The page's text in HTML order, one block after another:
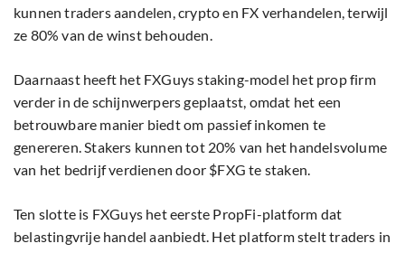
kunnen traders aandelen, crypto en FX verhandelen, terwijl
ze 80% van de winst behouden.
Daarnaast heeft het FXGuys staking-model het prop firm
verder in de schijnwerpers geplaatst, omdat het een
betrouwbare manier biedt om passief inkomen te
genereren. Stakers kunnen tot 20% van het handelsvolume
van het bedrijf verdienen door $FXG te staken.
Ten slotte is FXGuys het eerste PropFi-platform dat
belastingvrije handel aanbiedt. Het platform stelt traders in